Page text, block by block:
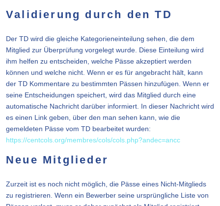
Validierung durch den TD
Der TD wird die gleiche Kategorieneinteilung sehen, die dem
Mitglied zur Überprüfung vorgelegt wurde. Diese Einteilung wird
ihm helfen zu entscheiden, welche Pässe akzeptiert werden
können und welche nicht. Wenn er es für angebracht hält, kann
der TD Kommentare zu bestimmten Pässen hinzufügen. Wenn er
seine Entscheidungen speichert, wird das Mitglied durch eine
automatische Nachricht darüber informiert. In dieser Nachricht wird
es einen Link geben, über den man sehen kann, wie die
gemeldeten Pässe vom TD bearbeitet wurden:
https://centcols.org/membres/cols/cols.php?andec=ancc
Neue Mitglieder
Zurzeit ist es noch nicht möglich, die Pässe eines Nicht-Mitglieds
zu registrieren. Wenn ein Bewerber seine ursprüngliche Liste von